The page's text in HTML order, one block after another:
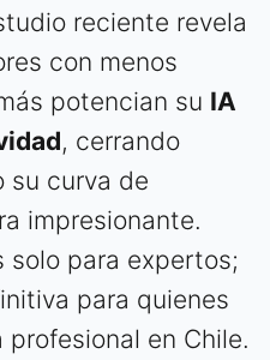
reciente revela
con menos
potencian su IA
, cerrando
su curva de
impresionante.
solo para expertos;
para quienes
en Chile.